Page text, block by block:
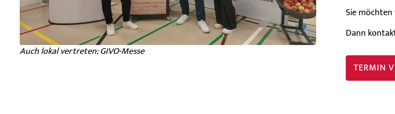
Auch lokal vertreten: GIVO-Messe
Sie
Dann
TERMIN